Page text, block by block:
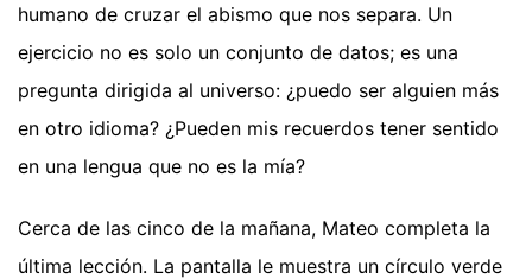
humano de cruzar el abismo que nos separa. Un
ejercicio no es solo un conjunto de datos; es una
pregunta dirigida al universo: ¿puedo ser alguien más
en otro idioma? ¿Pueden mis recuerdos tener sentido
en una lengua que no es la mía?
Cerca de las cinco de la mañana, Mateo completa la
última lección. La pantalla le muestra un círculo verde